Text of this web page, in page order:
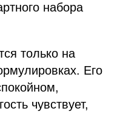
набора
только на
Его
чувствует,